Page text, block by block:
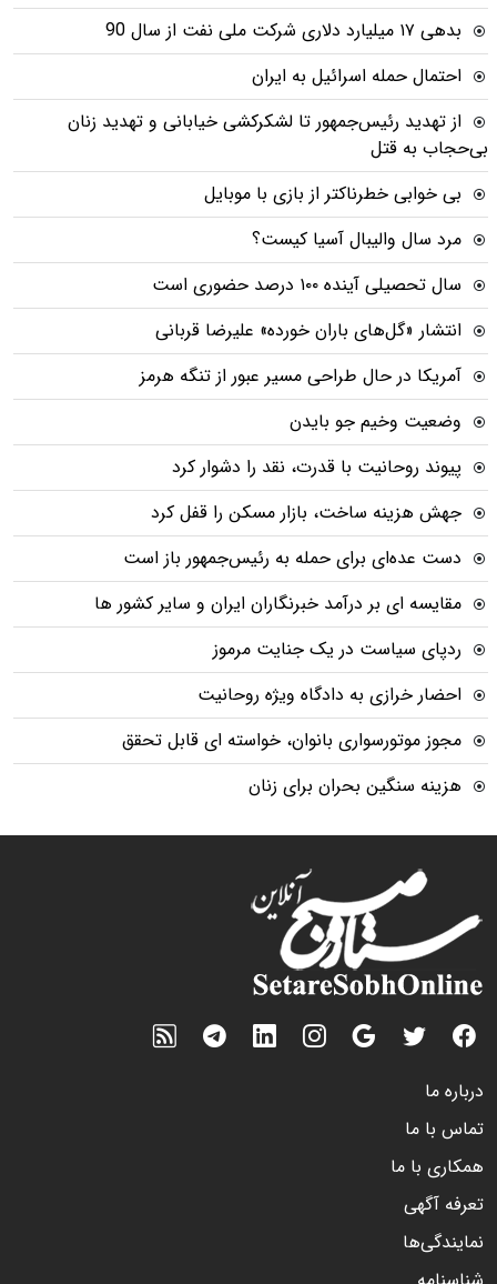
بدهی ١٧ میلیارد دلاری شرکت ملی نفت از سال 90
احتمال حمله اسرائیل به ایران
از تهدید رئیس‌جمهور تا لشکرکشی خیابانی و تهدید زنان
بی‌حجاب به قتل
بی خوابی خطرناکتر از بازی با موبایل
مرد سال والیبال آسیا کیست؟
سال تحصیلی آینده ۱۰۰ درصد حضوری است
انتشار «گل‌های باران خورده» علیرضا قربانی
آمریکا در حال طراحی مسیر عبور از تنگه هرمز
وضعیت وخیم جو بایدن
پیوند روحانیت با قدرت، نقد را دشوار کرد
جهش هزینه ساخت، بازار مسکن را قفل کرد
دست عده‌ای برای حمله به رئیس‌جمهور باز است
مقایسه ای بر درآمد خبرنگاران ایران و سایر کشور ها
ردپای سیاست در یک جنایت مرموز
احضار خرازی به دادگاه ویژه روحانیت
مجوز موتورسواری بانوان، خواسته ای قابل تحقق
هزینه سنگین بحران برای زنان
درباره ما
تماس با ما
همکاری با ما
تعرفه آگهی
نمایندگی‌ها